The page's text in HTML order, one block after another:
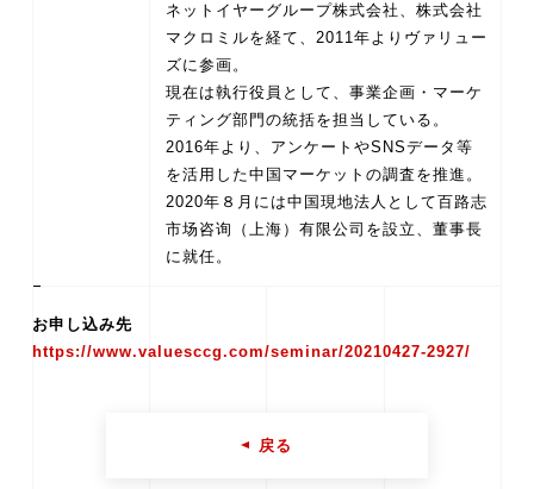
ネットイヤーグループ株式会社、株式会社
マクロミルを経て、2011年よりヴァリュー
ズに参画。
現在は執行役員として、事業企画・マーケ
ティング部門の統括を担当している。
2016年より、アンケートやSNSデータ等
を活用した中国マーケットの調査を推進。
2020年８月には中国現地法人として百路志
市场咨询（上海）有限公司を設立、董事長
お申し込み先
https://www.valuesccg.com/seminar/20210427-2927/
戻る